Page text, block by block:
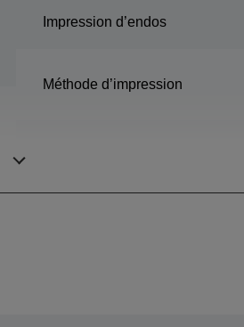
Impression d’endos
Méthode d’impression